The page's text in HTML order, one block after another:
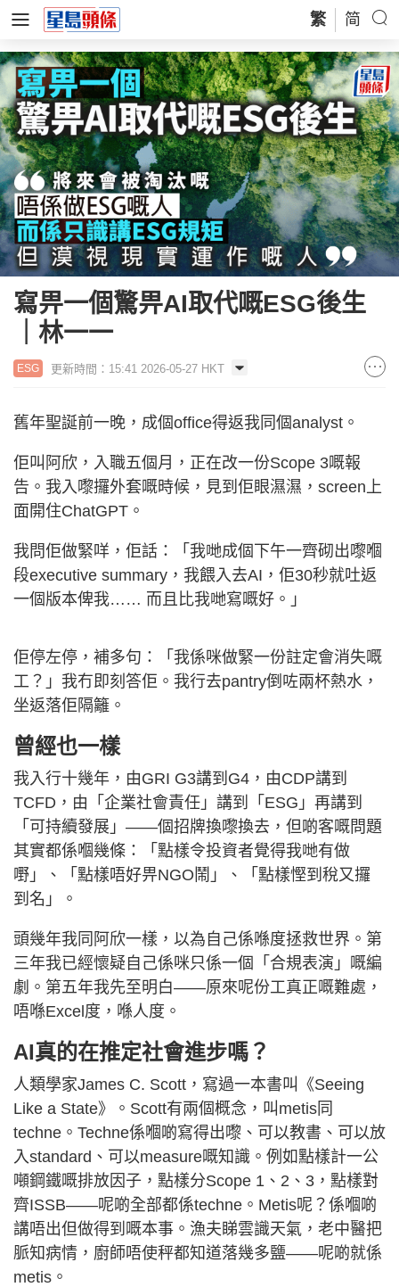
繁 简
寫畀一個驚畀AI取代嘅ESG後生
｜林一一
ESG 更新時間：15:41 2026-05-27 HKT
舊年聖誕前一晚，成個office得返我同個analyst。
佢叫阿欣，入職五個月，正在改一份Scope 3嘅報
告。我入嚟攞外套嘅時候，見到佢眼濕濕，screen上
面開住ChatGPT。
我問佢做緊咩，佢話：「我哋成個下午一齊砌出嚟嗰
段executive summary，我餵入去AI，佢30秒就吐返
一個版本俾我…… 而且比我哋寫嘅好。」
佢停左停，補多句：「我係咪做緊一份註定會消失嘅
工？」我冇即刻答佢。我行去pantry倒咗兩杯熱水，
坐返落佢隔籬。
曾經也一樣
我入行十幾年，由GRI G3講到G4，由CDP講到
TCFD，由「企業社會責任」講到「ESG」再講到
「可持續發展」——個招牌換嚟換去，但啲客嘅問題
其實都係嗰幾條：「點樣令投資者覺得我哋有做
嘢」、「點樣唔好畀NGO鬧」、「點樣慳到稅又攞
到名」。
頭幾年我同阿欣一樣，以為自己係喺度拯救世界。第
三年我已經懷疑自己係咪只係一個「合規表演」嘅編
劇。第五年我先至明白——原來呢份工真正嘅難處，
唔喺Excel度，喺人度。
AI真的在推定社會進步嗎？
人類學家James C. Scott，寫過一本書叫《Seeing
Like a State》。Scott有兩個概念，叫metis同
techne。Techne係嗰啲寫得出嚟、可以教書、可以放
入standard、可以measure嘅知識。例如點樣計一公
噸鋼鐵嘅排放因子，點樣分Scope 1、2、3，點樣對
齊ISSB——呢啲全部都係techne。Metis呢？係嗰啲
講唔出但做得到嘅本事。漁夫睇雲識天氣，老中醫把
脈知病情，廚師唔使秤都知道落幾多鹽——呢啲就係
metis。